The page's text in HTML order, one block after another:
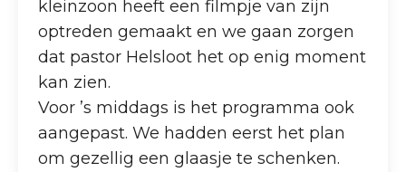
kleinzoon heeft een filmpje van zijn
optreden gemaakt en we gaan zorgen
dat pastor Helsloot het op enig moment
kan zien.
Voor ’s middags is het programma ook
aangepast. We hadden eerst het plan
om gezellig een glaasje te schenken.